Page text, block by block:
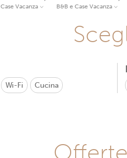
Vacanza B&B e Case Vacanza
Wi-Fi Cucina